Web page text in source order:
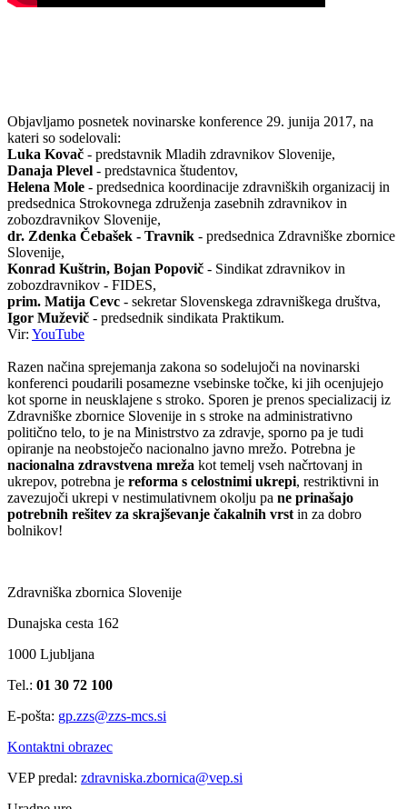
Objavljamo posnetek novinarske konference 29. junija 2017, na
kateri so sodelovali:
Luka Kovač - predstavnik Mladih zdravnikov Slovenije,
Danaja Plevel - predstavnica študentov,
Helena Mole - predsednica koordinacije zdravniških organizacij in
predsednica Strokovnega združenja zasebnih zdravnikov in
zobozdravnikov Slovenije,
dr. Zdenka Čebašek - Travnik - predsednica Zdravniške zbornice
Slovenije,
Konrad Kuštrin, Bojan Popovič - Sindikat zdravnikov in
zobozdravnikov - FIDES,
prim. Matija Cevc - sekretar Slovenskega zdravniškega društva,
Igor Muževič - predsednik sindikata Praktikum.
Vir: YouTube
Razen načina sprejemanja zakona so sodelujoči na novinarski
konferenci poudarili posamezne vsebinske točke, ki jih ocenjujejo
kot sporne in neusklajene s stroko. Sporen je prenos specializacij iz
Zdravniške zbornice Slovenije in s stroke na administrativno
politično telo, to je na Ministrstvo za zdravje, sporno pa je tudi
opiranje na neobstoječo nacionalno javno mrežo. Potrebna je
nacionalna zdravstvena mreža kot temelj vseh načrtovanj in
ukrepov, potrebna je reforma s celostnimi ukrepi, restriktivni in
zavezujoči ukrepi v nestimulativnem okolju pa ne prinašajo
potrebnih rešitev za skrajševanje čakalnih vrst in za dobro
bolnikov!
Zdravniška zbornica Slovenije
Dunajska cesta 162
1000 Ljubljana
Tel.: 01 30 72 100
E-pošta: gp.zzs@zzs-mcs.si
Kontaktni obrazec
VEP predal: zdravniska.zbornica@vep.si